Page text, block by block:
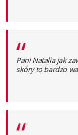
“
Pani Natalia jak
skóry to bardzo